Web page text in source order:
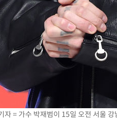
자 = 가수 박재범이 15일 오전 서울